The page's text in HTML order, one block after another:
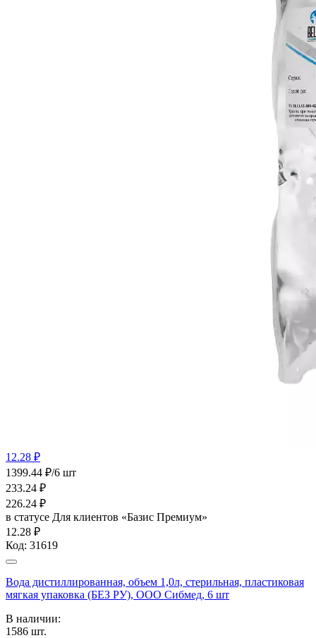
12.28 ₽
1399.44 ₽/6 шт
233.24 ₽
226.24 ₽
в статусе Для клиентов «Базис Премиум»
12.28 ₽
Код: 31619
Вода дистиллированная, объем 1,0л, стерильная, пластиковая
мягкая упаковка (БЕЗ РУ), ООО Сибмед, 6 шт
В наличии:
1586 шт.